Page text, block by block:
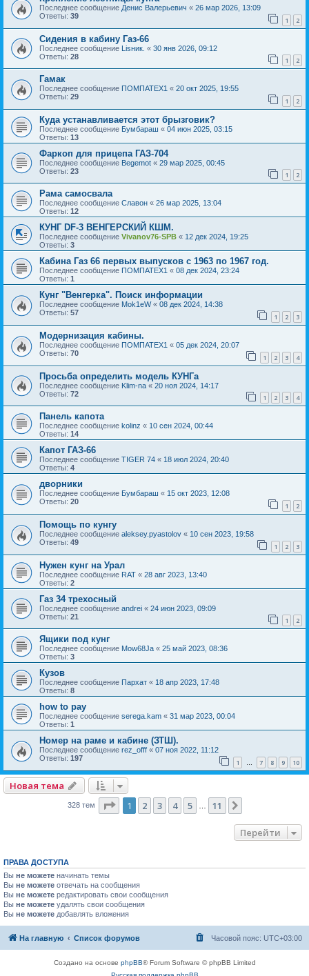
Последнее сообщение Денис Валерьевич « 26 мар 2026, 13:09
Ответы: 39 1 2
Сидения в кабину Газ-66
Последнее сообщение Lisник. « 30 янв 2026, 09:12
Ответы: 28 1 2
Гамак
Последнее сообщение ПОМПАТЕХ1 « 20 окт 2025, 19:55
Ответы: 29 1 2
Куда устанавливается этот брызговик?
Последнее сообщение Бумбараш « 04 июн 2025, 03:15
Ответы: 13
Фаркоп для прицепа ГАЗ-704
Последнее сообщение Begemot « 29 мар 2025, 00:45
Ответы: 23 1 2
Рама самосвала
Последнее сообщение Славон « 26 мар 2025, 13:04
Ответы: 12
КУНГ DF-3 ВЕНГЕРСКИЙ КШМ.
Последнее сообщение Vivanov76-SPB « 12 дек 2024, 19:25
Ответы: 3
Кабина Газ 66 первых выпусков с 1963 по 1967 год.
Последнее сообщение ПОМПАТЕХ1 « 08 дек 2024, 23:24
Ответы: 1
Кунг "Венгерка". Поиск информации
Последнее сообщение Mok1eW« 08 дек 2024, 14:38
Ответы: 57 1 2 3
Модернизация кабины.
Последнее сообщение ПОМПАТЕХ1 « 05 дек 2024, 20:07
Ответы: 70 1 2 3 4
Просьба определить модель КУНГа
Последнее сообщение Klim-na « 20 ноя 2024, 14:17
Ответы: 72 1 2 3 4
Панель капота
Последнее сообщение kolinz « 10 сен 2024, 00:44
Ответы: 14
Капот ГАЗ-66
Последнее сообщение TIGER 74 « 18 июл 2024, 20:40
Ответы: 4
дворники
Последнее сообщение Бумбараш « 15 окт 2023, 12:08
Ответы: 20 1 2
Помощь по кунгу
Последнее сообщение aleksey.pyastolov « 10 сен 2023, 19:58
Ответы: 49 1 2 3
Нужен кунг на Урал
Последнее сообщение RAT « 28 авг 2023, 13:40
Ответы: 2
Газ 34 трехосный
Последнее сообщение andrei « 24 июн 2023, 09:09
Ответы: 21 1 2
Ящики под кунг
Последнее сообщение Mow68Ja « 25 май 2023, 08:36
Ответы: 3
Кузов
Последнее сообщение Пархат « 18 апр 2023, 17:48
Ответы: 8
how to pay
Последнее сообщение serega.kam « 31 мар 2023, 00:04
Ответы: 1
Номер на раме и кабине (ЗТШ).
Последнее сообщение rez_offf « 07 ноя 2022, 11:12
Ответы: 197 1 … 7 8 9 10
Новая тема
328 тем Страница из 11
1 2 3 4 5 11
Перейти
ПРАВА ДОСТУПА
Вы не можете начинать темы
Вы не можете отвечать на сообщения
Вы не можете редактировать свои сообщения
Вы не можете удалять свои сообщения
Вы не можете добавлять вложения
На главную Список форумов Часовой пояс: UTC+03:00
Создано на основе phpBB® Forum Software © phpBB Limited